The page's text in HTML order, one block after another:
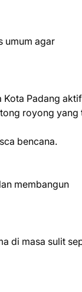
umum agar
Kota Padang aktif
royong yang
bencana.
membangun
di masa sulit